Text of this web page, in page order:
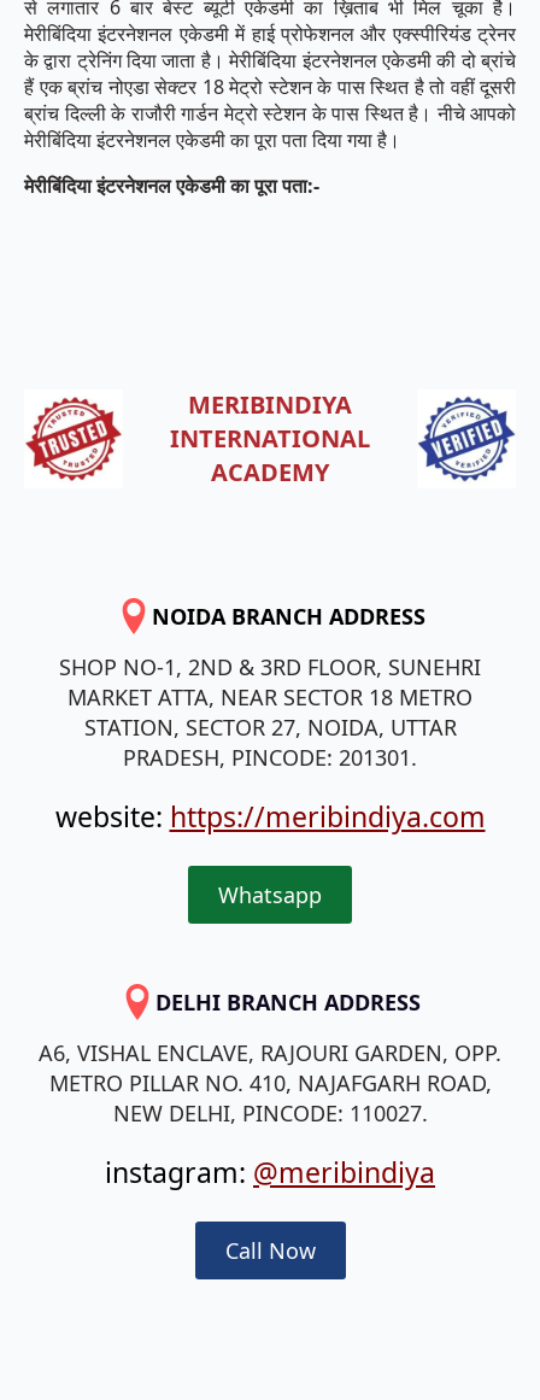
से लगातार 6 बार बेस्ट ब्यूटी एकेडमी का ख़िताब भी मिल चूका है।
मेरीबिंदिया इंटरनेशनल एकेडमी में हाई प्रोफेशनल और एक्स्पीरियंड ट्रेनर
के द्वारा ट्रेनिंग दिया जाता है। मेरीबिंदिया इंटरनेशनल एकेडमी की दो ब्रांचे
हैं एक ब्रांच नोएडा सेक्टर 18 मेट्रो स्टेशन के पास स्थित है तो वहीं दूसरी
ब्रांच दिल्ली के राजौरी गार्डन मेट्रो स्टेशन के पास स्थित है। नीचे आपको
मेरीबिंदिया इंटरनेशनल एकेडमी का पूरा पता दिया गया है।
मेरीबिंदिया इंटरनेशनल एकेडमी का पूरा पता:-
MERIBINDIYA
INTERNATIONAL
ACADEMY
NOIDA BRANCH ADDRESS
SHOP NO-1, 2ND & 3RD FLOOR, SUNEHRI
MARKET ATTA, NEAR SECTOR 18 METRO
STATION, SECTOR 27, NOIDA, UTTAR
PRADESH, PINCODE: 201301.
website: https://meribindiya.com
Whatsapp
DELHI BRANCH ADDRESS
A6, VISHAL ENCLAVE, RAJOURI GARDEN, OPP.
METRO PILLAR NO. 410, NAJAFGARH ROAD,
NEW DELHI, PINCODE: 110027.
instagram: @meribindiya
Call Now